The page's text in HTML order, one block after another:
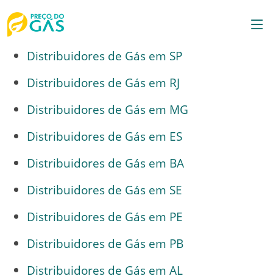
Distribuidores de Gás em SP
Distribuidores de Gás em RJ
Distribuidores de Gás em MG
Distribuidores de Gás em ES
Distribuidores de Gás em BA
Distribuidores de Gás em SE
Distribuidores de Gás em PE
Distribuidores de Gás em PB
Distribuidores de Gás em AL